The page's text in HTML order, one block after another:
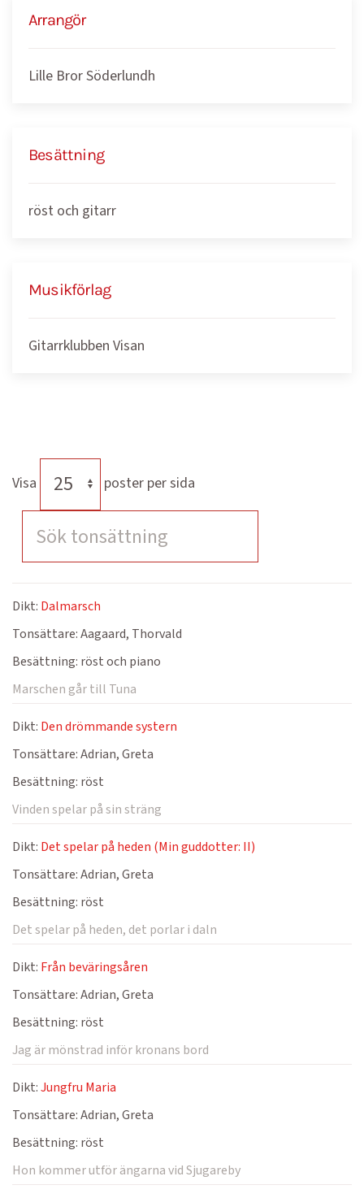
Arrangör
Lille Bror Söderlundh
Besättning
röst och gitarr
Musikförlag
Gitarrklubben Visan
Visa poster per sida
Dikt: Dalmarsch
Tonsättare:Aagaard, Thorvald
Besättning: röst och piano
Marschen går till Tuna
Dikt: Den drömmande systern
Tonsättare:Adrian, Greta
Besättning: röst
Vinden spelar på sin sträng
Dikt: Det spelar på heden (Min guddotter: II)
Tonsättare:Adrian, Greta
Besättning: röst
Det spelar på heden, det porlar i daln
Dikt: Från beväringsåren
Tonsättare:Adrian, Greta
Besättning: röst
Jag är mönstrad inför kronans bord
Dikt:Jungfru Maria
Tonsättare:Adrian, Greta
Besättning: röst
Hon kommer utför ängarna vid Sjugareby